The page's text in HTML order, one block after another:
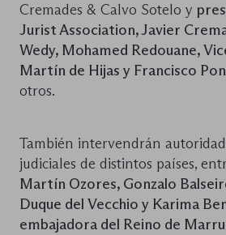
Cremades & Calvo Sotelo y
Jurist Association, Javier
Wedy, Mohamed Redouane,
Martín de Hijas y Francisco
otros.
También intervendrán
judiciales de distintos países,
Martín Ozores, Gonzalo
Duque del Vecchio y Karima
embajadora del Reino de